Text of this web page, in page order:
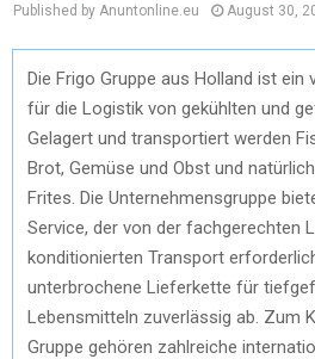
Published by Anuntonline.eu August 30,
Die Frigo Gruppe aus Holland ist
für die Logistik von gekühlten und
Gelagert und transportiert werden
Brot, Gemüse und Obst und
Frites. Die Unternehmensgruppe
Service, der von der fachgerechten
konditionierten Transport
unterbrochene Lieferkette für
Lebensmitteln zuverlässig ab. Zum
Gruppe gehören zahlreiche